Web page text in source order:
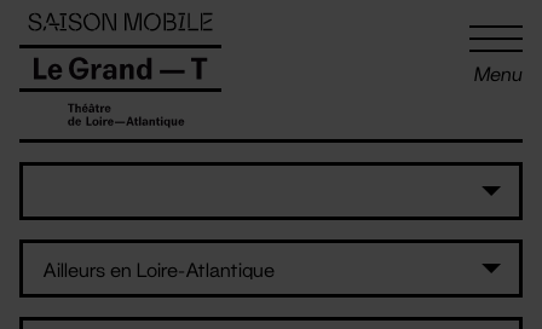
Menu
Panneau de gestion des cookies